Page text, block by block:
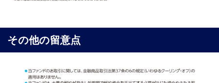
その他の留意点